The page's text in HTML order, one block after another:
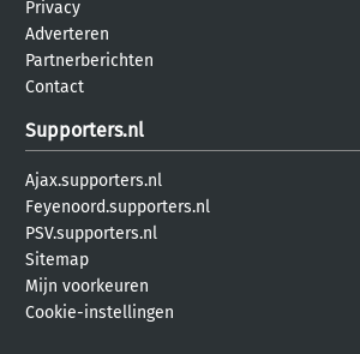
Privacy
Adverteren
Partnerberichten
Contact
Supporters.nl
Ajax.supporters.nl
Feyenoord.supporters.nl
PSV.supporters.nl
Sitemap
Mijn voorkeuren
Cookie-instellingen